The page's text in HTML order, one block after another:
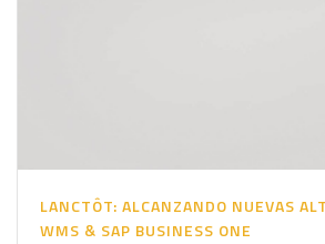
LANCTÔT: ALCANZANDO NUEVAS
WMS & SAP BUSINESS ONE